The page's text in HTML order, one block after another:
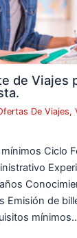
de Viajes
De Viajes,
Ciclo
Emisión de